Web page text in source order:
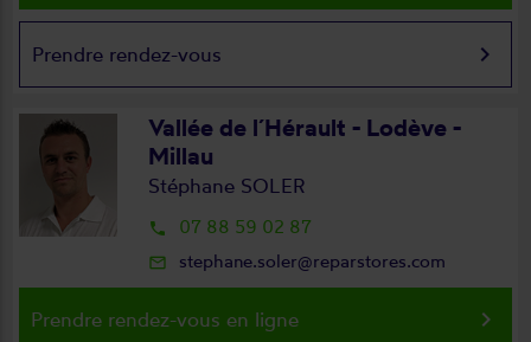
Prendre rendez-vous keyboard_arrow_right
Vallée de l´Hérault - Lodève -
Millau
Stéphane SOLER
local_phone 07 88 59 02 87
mail_outline stephane.soler@reparstores.com
Prendre rendez-vous en ligne keyboard_arrow_right